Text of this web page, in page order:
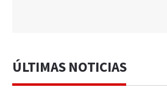
ÚLTIMAS NOTICIAS